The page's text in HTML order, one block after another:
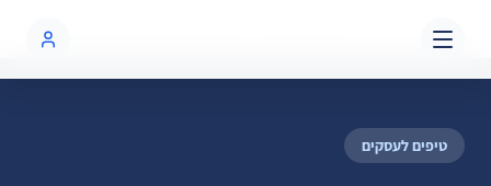
מַעֲרֶכֶת
בלוג איך להגדיל את ההמרות באתר? הסוד מסתתר בשלב התשלום (Checkout)
טיפים לעסקים